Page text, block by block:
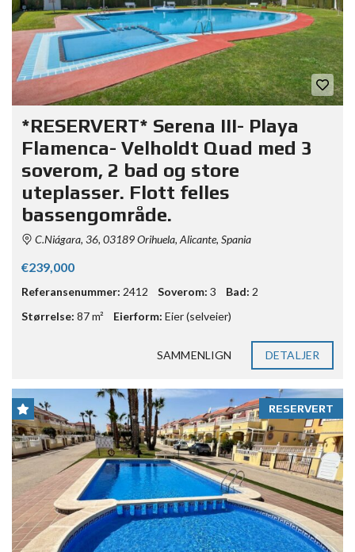
*RESERVERT* Serena III- Playa
Flamenca- Velholdt Quad med 3
soverom, 2 bad og store
uteplasser. Flott felles
bassengområde.
C.Niágara, 36, 03189 Orihuela, Alicante, Spania
€239,000
Referansenummer: 2412 Soverom: 3 Bad: 2
Størrelse: 87 m² Eierform: Eier (selveier)
SAMMENLIGN DETALJER
RESERVERT